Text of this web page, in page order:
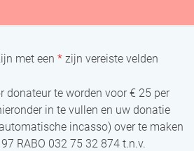
met een * zijn vereiste velden
donateur te worden voor € 25 per
in te vullen en uw donatie
incasso) over te maken
RABO 032 75 32 874 t.n.v.